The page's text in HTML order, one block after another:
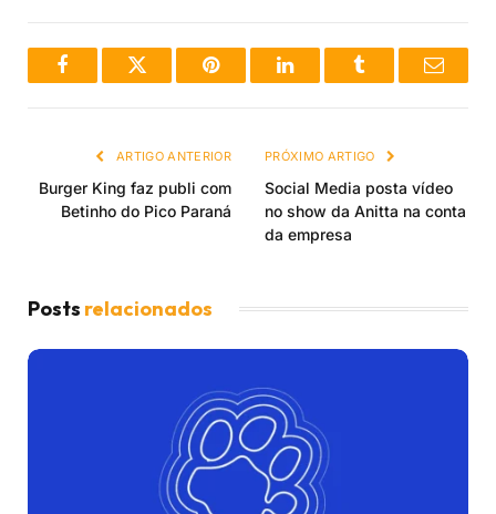
FacebookTwitter Pinterest LinkedInTumblr Email
ARTIGO ANTERIOR
Burger King faz publi com
Betinho do Pico Paraná
PRÓXIMO ARTIGO
Social Media posta vídeo
no show da Anitta na conta
da empresa
Posts relacionados